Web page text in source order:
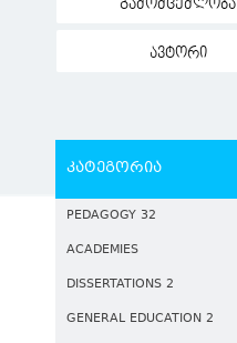
გამომცემლობა
ავტორი
კატეგორია
PEDAGOGY 32
ACADEMIES
DISSERTATIONS 2
GENERAL EDUCATION 2